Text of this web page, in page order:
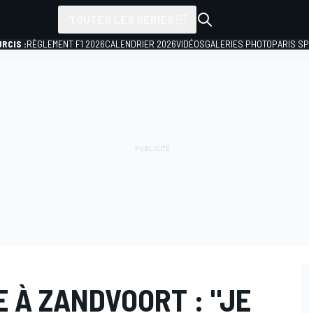
:RÈGLEMENT F1 2026CALENDRIER 2026VIDÉOSGALERIES PHOTOPARIS
À ZANDVOORT : "JE